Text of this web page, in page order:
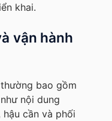
khai.
vận hành
bao gồm
nội dung
cần và phối